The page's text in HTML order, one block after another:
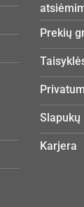
Prekių
Slapukų
Karjera